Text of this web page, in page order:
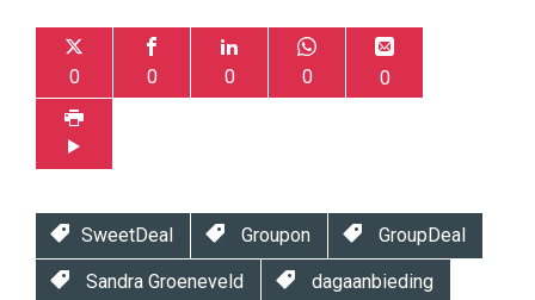
0 0 0 0 0
SweetDeal Groupon GroupDeal
Sandra Groeneveld dagaanbieding